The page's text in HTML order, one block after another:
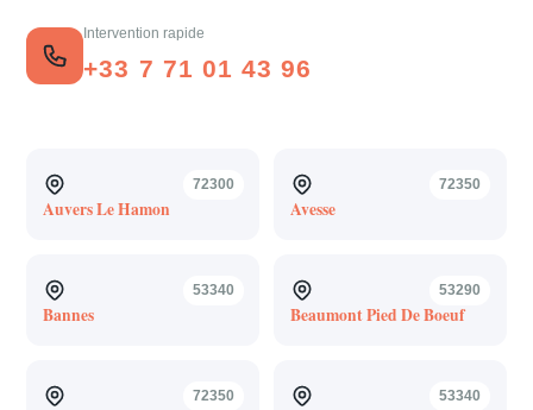
Intervention rapide
+33 7 71 01 43 96
72300
Auvers Le Hamon
72350
Avesse
53340
Bannes
53290
Beaumont Pied De Boeuf
72350 53340